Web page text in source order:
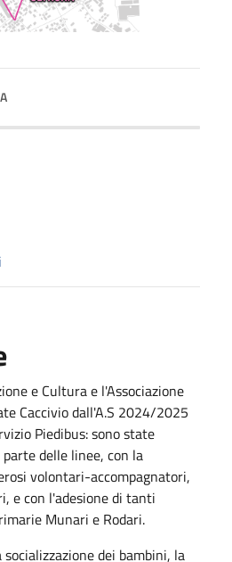
e Cultura e l'Associazione
Caccivio dall'A.S 2024/2025
Piedibus: sono state
delle linee, con la
volontari-accompagnatori,
e con l'adesione di tanti
Munari e Rodari.
dei bambini, la